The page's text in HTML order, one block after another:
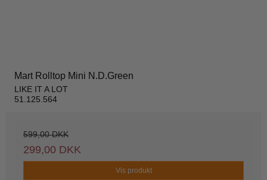
Mart Rolltop Mini N.D.Green
LIKE IT A LOT
51.125.564
599,00 DKK
299,00 DKK
Vis produkt